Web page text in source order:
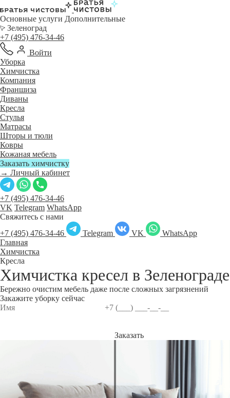
Основные услуги Дополнительные
Зеленоград
+7 (495) 476-34-46
Войти
Уборка
Химчистка
Компания
Франшиза
Диваны
Кресла
Стулья
Матрасы
Шторы и тюли
Ковры
Кожаная мебель
Заказать химчистку
→ Личный кабинет
+7 (495) 476-34-46
VK Telegram WhatsApp
Свяжитесь с нами
+7 (495) 476-34-46
Telegram VK
WhatsApp
Главная
Химчистка
Кресла
Химчистка кресел в Зеленограде
Бережно очистим мебель даже после сложных загрязнений
Закажите уборку сейчас
Заказать